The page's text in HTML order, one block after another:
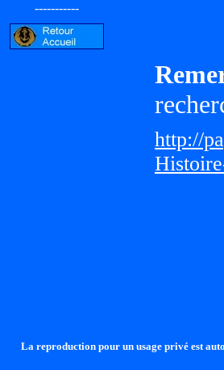
-----------
http://
La reproduction pour un usage privé est